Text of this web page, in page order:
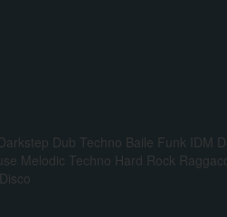
Darkstep Dub Techno Baile Funk IDM
Melodic Techno Hard Rock
Disco